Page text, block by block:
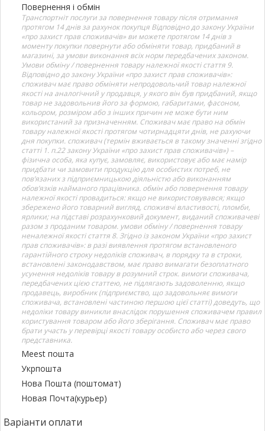
Повернення і обмін
Транспортніт послуги за повернення товару після отримання
протягом 14 днів за рахунок покупця Відповідно до закону України
«про захист прав споживачів» ви можете протягом 14 днів з
моменту покупки повернути або обміняти товар, придбаний в
магазині, за умови виконання всіх норм передбачених законом.
Умови обміну / повернення товару належної якості стаття 9.
Відповідно до закону України «про захист прав споживачів»:
споживач має право обміняти непродовольчий товар належної
якості на аналогічний у продавця, у якого він був придбаний, якщо
товар не задовольнив його за формою, габаритами, фасоном,
кольором, розміром або з інших причин не може бути ним
використаний за призначенням. Споживач має право на обмін
товару належної якості протягом чотирнадцяти днів, не рахуючи
дня покупки. споживач (термін вживається в такому значенні згідно
статті 1. п.22 закону України «про захист прав споживачів») –
фізична особа, яка купує, замовляє, використовує або має намір
придбати чи замовити продукцію для особистих потреб, не
пов’язаних з підприємницькою діяльністю або виконанням
обов’язків найманого працівника. обмін або повернення товару
належної якості провадиться: якщо не використовувався; якщо
збережено його товарний вигляд, споживчі властивості, пломби,
ярлики; на підставі розрахунковий документ, виданий споживачеві
разом з проданим товаром. умови обміну / повернення товару
неналежної якості стаття 8. Згідно із законом України «про захист
прав споживачів»: в разі виявлення протягом встановленого
гарантійного строку недоліків споживач, в порядку та в строки,
встановлені законодавством, має право вимагати безоплатного
усунення недоліків товару в розумний строк. вимоги споживача,
передбачених цією статтею, не підлягають задоволенню, якщо
продавець, виробник (підприємство, що задовольняє вимоги
споживача, встановлені частиною першою цієї статті) доведуть, що
недоліки товару виникли внаслідок порушення споживачем правил
користування товаром або його зберігання. Споживач має право
брати участь у перевірці якості товару особисто або через свого
представника.
Meest пошта
Укрпошта
Нова Пошта (поштомат)
Новая Почта(курьер)
Варіанти оплати